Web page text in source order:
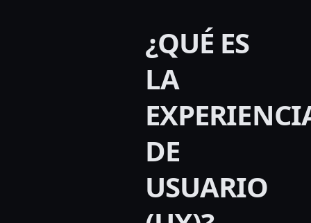
¿QUÉ ES
LA
DE
USUARIO